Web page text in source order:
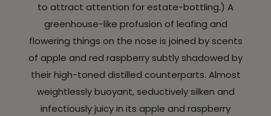
to attract attention for estate-bottling.) A
greenhouse-like profusion of leafing and
flowering things on the nose is joined by scents
of apple and red raspberry subtly shadowed by
their high-toned distilled counterparts. Almost
weightlessly buoyant, seductively silken and
infectiously juicy in its apple and raspberry